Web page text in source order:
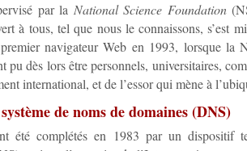
par la National Science Foundation
à tous, tel que nous le connaissons, s’est
navigateur Web en 1993, lorsque la
pu dès lors être personnels, universitaires,
international, et de l’essor qui mène à
de noms de domaines (DNS)
été complétés en 1983 par un dispositif